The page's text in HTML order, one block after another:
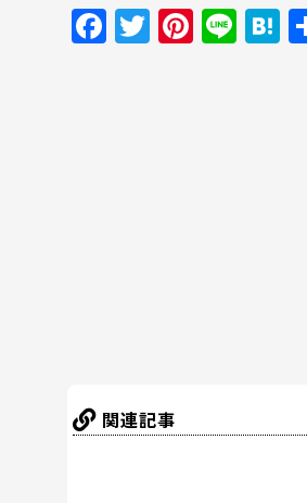
F
T
Pi Li H
関連記事